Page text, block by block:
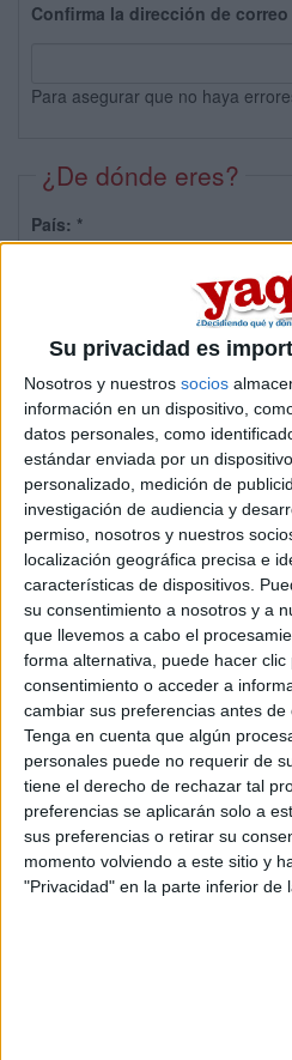
Su privacidad es
Nosotros y nuestros socios
información en un dispositivo,
datos personales, como
estándar enviada por un
personalizado, medición de
investigación de audiencia y
permiso, nosotros y nuestros
localización geográfica precisa e
características de dispositivos.
su consentimiento a nosotros y a
que llevemos a cabo el
forma alternativa, puede hacer clic
consentimiento o acceder a
cambiar sus preferencias antes de
Tenga en cuenta que algún
personales puede no requerir de
tiene el derecho de rechazar tal
preferencias se aplicarán solo a
sus preferencias o retirar su
momento volviendo a este sitio y
"Privacidad" en la parte inferior de
Confirma la dirección de
Para asegurar que no haya
¿De dónde eres?
País: *
Sobre ti
Soy:*
Chico
Chica
¿En qué año terminas (o
Soy estudiante de:*
Términos y
Aceptolos Términos y